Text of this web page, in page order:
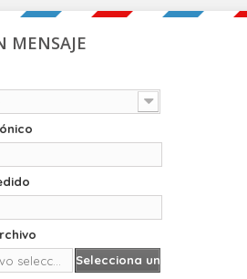
MENSAJE
seleccionadoSelecciona un